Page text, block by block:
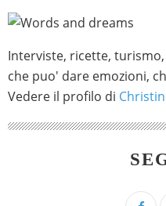
Interviste, ricette,
che puo' dare emozioni,
Vedere il profilo di